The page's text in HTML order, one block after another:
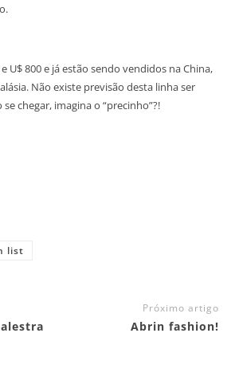
U$ 800 e já estão sendo vendidos na China,
Não existe previsão desta linha ser
chegar, imagina o “precinho”?!
list
Próximo artigo
Abrin fashion!